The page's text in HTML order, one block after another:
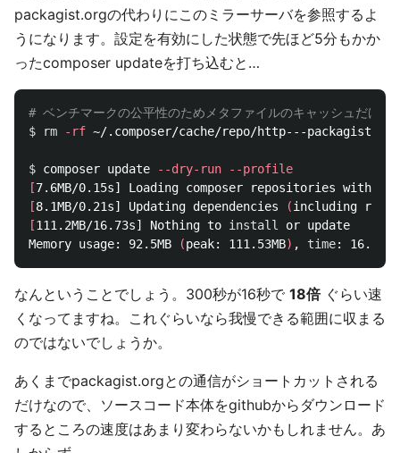
packagist.orgの代わりにこのミラーサーバを参照するよ
うになります。設定を有効にした状態で先ほど5分もかか
ったcomposer updateを打ち込むと…
# ベンチマークの公平性のためメタファイルのキャッシュだけ消
$
rm -rf ~/.composer/cache/repo/http---packagist.jp
$ composer update --dry-run
--profile
[
[8.1MB/0.21s] Updating dependencies (including
[111.2MB/16.73s] Nothing to install or update
Memory usage: 92.5MB
(peak: 111.53MB) , time
なんということでしょう。300秒が16秒で 18倍ぐらい速
くなってますね。これぐらいなら我慢できる範囲に収まる
のではないでしょうか。
あくまでpackagist.orgとの通信がショートカットされる
だけなので、ソースコード本体をgithubからダウンロード
するところの速度はあまり変わらないかもしれません。あ